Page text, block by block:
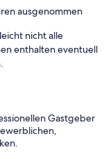
ausgenommen
nicht alle
enthalten eventuell
Gastgeber